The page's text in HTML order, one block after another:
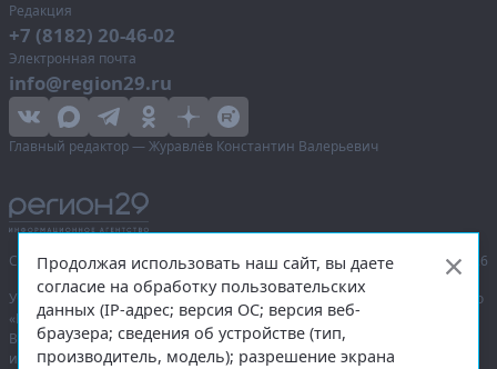
Редакция
+7 (8182) 20-46-02
Электронная почта
info@region29.ru
Главный редактор — Журавлёв Константин Валерьевич
Сетевое издание «Информационное агентство Регион 29»,
© 2016–2026
Учредитель — общество с ограниченной ответственностью «Агентство
«Правда Севера».
Выписка из реестра зарегистрированных средств массовой
информации:ЭЛ № ФС 77-74226от 09.11.2018 выдано Федеральной
Продолжая использовать наш сайт, вы даете
согласие на обработку пользовательских
данных (IP-адрес; версия ОС; версия веб-
браузера; сведения об устройстве (тип,
производитель, модель); разрешение экрана